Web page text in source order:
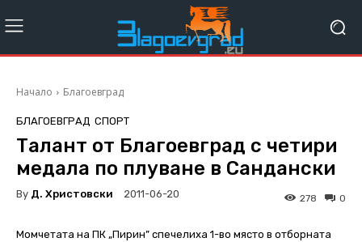
Начало Благоевград
БЛАГОЕВГРАД СПОРТ
Талант от Благоевград с четири
медала по плуване в Сандански
By Д. Христовски 2011-06-20 0
278
Момчетата на ПК „Пирин” спечелиха 1-во място в отборната